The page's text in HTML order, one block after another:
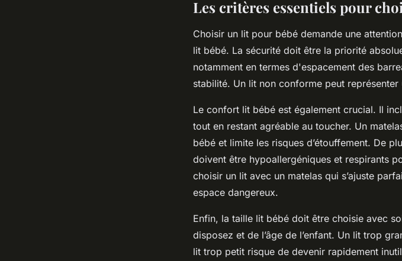
Les critères essentiels pour
Choisir un lit pour bébé demande une
lit bébé. La sécurité doit être la priorité
notamment en termes d'espacement des
stabilité. Un lit non conforme peut représenter
Le confort lit bébé est également crucial. Il
tout en restant agréable au toucher. Un
bébé et limite les risques d’étouffement. De
doivent être hypoallergéniques et respirants
choisir un lit avec un matelas qui s’ajuste
espace dangereux.
Enfin, la taille lit bébé doit être choisie avec
disposez et de l’âge de l’enfant. Un lit trop
lit trop petit risque de devenir rapidement